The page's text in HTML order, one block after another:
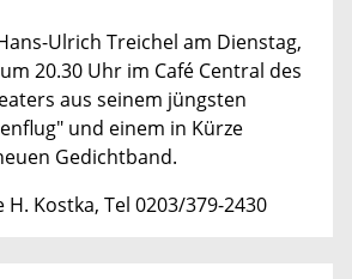
Ulrich Treichel am Dienstag,
20.30 Uhr im Café Central des
aus seinem jüngsten
und einem in Kürze
Gedichtband.
H. Kostka, Tel 0203/379-2430